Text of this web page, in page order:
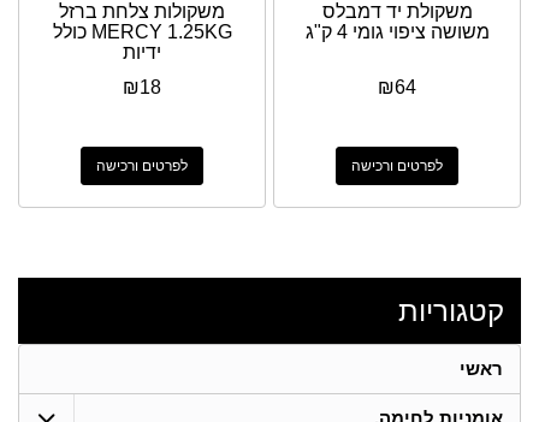
משקולת יד דמבלס
משושה ציפוי גומי 4 ק"ג
₪64
לפרטים ורכישה
משקולות צלחת ברזל
MERCY 1.25KG כולל
ידיות
₪18
לפרטים ורכישה
קטגוריות
ראשי
אומניות לחימה.